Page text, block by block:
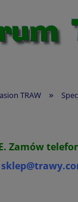
TRAW »
Zamów